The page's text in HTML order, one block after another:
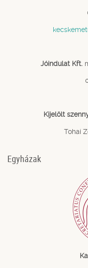
Jóindulat Kft.
Kijelölt
Tohai
Egyházak